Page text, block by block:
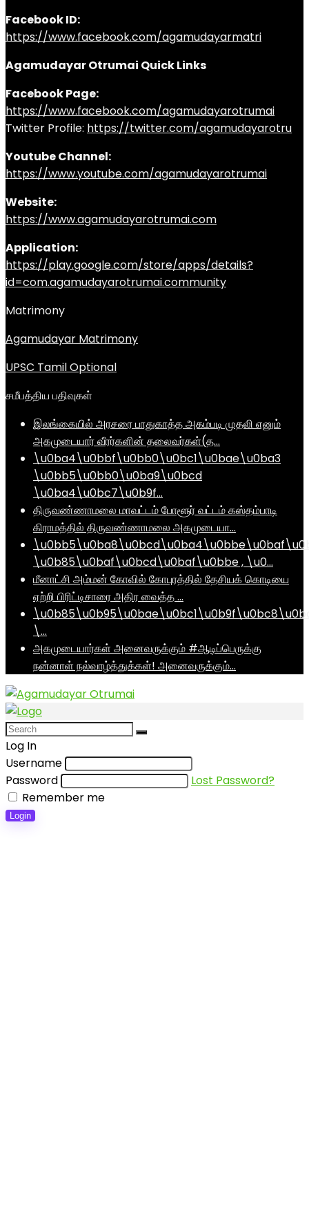
Facebook ID:
https://www.facebook.com/agamudayarmatri
Agamudayar Otrumai Quick Links
Facebook Page:
https://www.facebook.com/agamudayarotrumai
Twitter Profile: https://twitter.com/agamudayarotru
Youtube Channel:
https://www.youtube.com/agamudayarotrumai
Website:
https://www.agamudayarotrumai.com
Application:
https://play.google.com/store/apps/details?
id=com.agamudayarotrumai.community
Matrimony
Agamudayar Matrimony
UPSC Tamil Optional
சமீபத்திய பதிவுகள்
இலங்கையில் அரசரை பாதுகாத்த அகம்படி முதலி எனும்
அகமுடையார் வீரர்களின் தலைவர்கள்(த…
\u0ba4\u0bbf\u0bb0\u0bc1\u0bae\u0ba3
\u0bb5\u0bb0\u0ba9\u0bcd
\u0ba4\u0bc7\u0b9f…
திருவண்ணாமலை மாவட்டம் போளூர் வட்டம் கஸ்தம்பாடி
கிராமத்தில் திருவண்ணாமலை அகமுடையா…
\u0b85\u0baf\u0bcd\u0baf\u0bbe , \u0…
மீனாட்சி அம்மன் கோவில் கோபுரத்தில் தேசியக் கொடியை
ஏற்றி பிரிட்டிசாரை அதிர வைத்த …
\…
அகமுடையார்கள் அனைவருக்கும் #ஆடிப்பெருக்கு
நன்னாள் நல்வாழ்த்துக்கள்! அனைவருக்கும்…
Log In
Username
Password
Lost Password?
Remember me
Login